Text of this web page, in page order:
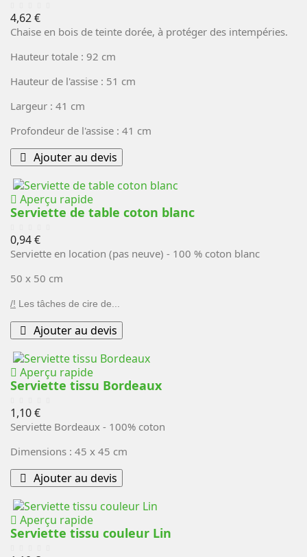
Prix
4,62 €
Chaise en bois de teinte dorée, à protéger des intempéries.
Hauteur totale : 92 cm
Hauteur de l'assise : 51 cm
Largeur : 41 cm
Profondeur de l'assise : 41 cm
Ajouter au devis
Aperçu rapide
Serviette de table coton blanc
Prix
0,94 €
Serviette en location (pas neuve) - 100 % coton blanc
50 x 50 cm
/! Les tâches de cire de...
Ajouter au devis
Aperçu rapide
Serviette tissu Bordeaux
Prix
1,10 €
Serviette Bordeaux - 100% coton
Dimensions : 45 x 45 cm
Ajouter au devis
Aperçu rapide
Serviette tissu couleur Lin